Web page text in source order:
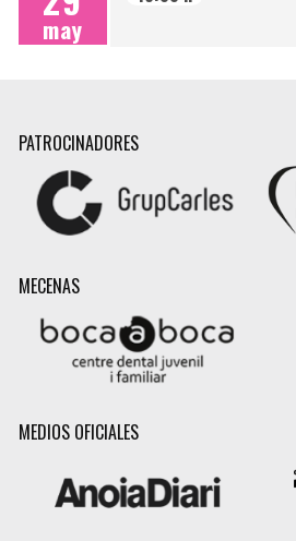
may
PATROCINADORES
MECENAS
MEDIOS OFICIALES